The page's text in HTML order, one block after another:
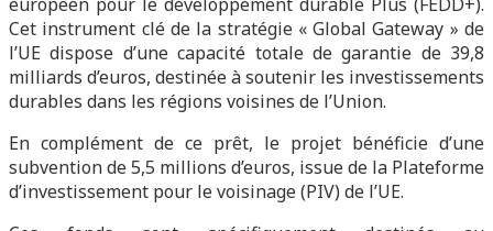
Cet instrument clé de la stratégie « Global Gateway » de
l’UE dispose d’une capacité totale de garantie de 39,8
milliards d’euros, destinée à soutenir les investissements
durables dans les régions voisines de l’Union.
En complément de ce prêt, le projet bénéficie d’une
subvention de 5,5 millions d’euros, issue de la Plateforme
d’investissement pour le voisinage (PIV) de l’UE.